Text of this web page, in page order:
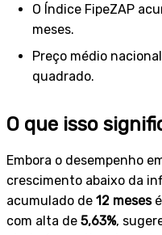
O Índice FipeZAP
meses.
Preço médio
quadrado.
O que isso
Embora o desempenho
crescimento abaixo da
acumulado de 12 mesesé
com alta de 5,63%,